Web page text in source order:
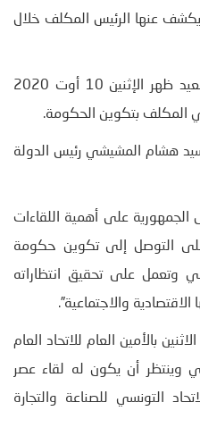
يكشف عنها الرئيس المكلف خلال
استقبل رئيس الجمهورية قيس سعيد ظهر الإثنين 10 أوت 2020
المكلف بتكوين الحكومة.
هشام المشيشي رئيس الدولة
على أهمية اللقاءات
على التوصل إلى تكوين حكومة
وتعمل على تحقيق انتظاراته
والاجتماعية”.
بالأمين العام للاتحاد العام
وينتظر أن يكون له لقاء عصر
التونسي للصناعة والتجارة